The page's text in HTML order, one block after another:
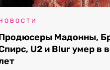
Мадонны,
U2 и Blur умер в